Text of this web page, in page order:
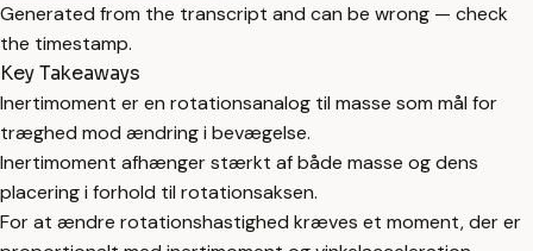
Generated from the transcript and can be wrong — check
the timestamp.
Key Takeaways
Inertimoment er en rotationsanalog til masse som mål for
træghed mod ændring i bevægelse.
Inertimoment afhænger stærkt af både masse og dens
placering i forhold til rotationsaksen.
For at ændre rotationshastighed kræves et moment, der er